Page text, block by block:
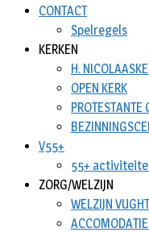
CONTACT
Spelregels
KERKEN
H.
OPEN KERK
PROTESTANTE
V55+
55+
ZORG/WELZIJN
WELZIJN VUGHT